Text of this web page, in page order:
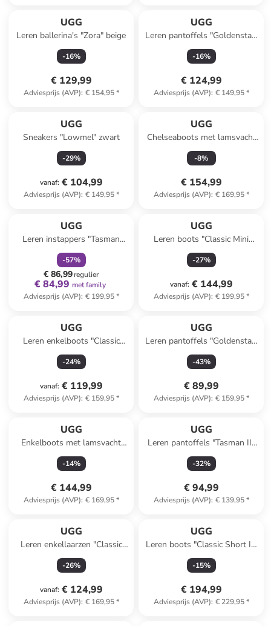
UGG
Leren ballerina's "Zora" beige
-16%
€ 129,99
Adviesprijs (AVP): € 154,95*
UGG
Leren pantoffels "Goldenstar"
lichtbruin
-16%
€ 124,99
Adviesprijs (AVP): € 149,95*
UGG
Sneakers "Lowmel" zwart
-29%
vanaf: € 104,99
Adviesprijs (AVP): € 149,95*
UGG
Chelseaboots met lamsvacht
"W Neumel Platform Chelsea"
lichtbruin
-8%
€ 154,99
Adviesprijs (AVP): € 169,95*
UGG
Leren instappers "Tasman
Weather" lichtbruin/crème
-57%
€ 86,99regulier
€ 84,99 met family
Adviesprijs (AVP): € 199,95*
UGG
Leren boots "Classic Mini
Dipper" zwart
-27%
vanaf: € 144,99
Adviesprijs (AVP): € 199,95*
UGG
Leren enkelboots "Classic
Micro" groen
-24%
vanaf: € 119,99
Adviesprijs (AVP): € 159,95*
UGG
Leren pantoffels "Goldenstar"
taupe
-43%
€ 89,99
Adviesprijs (AVP): € 159,95*
UGG
Enkelboots met lamsvacht
bruin
-14%
€ 144,99
Adviesprijs (AVP): € 169,95*
UGG
Leren pantoffels "Tasman II"
antraciet
-32%
€ 94,99
Adviesprijs (AVP): € 139,95*
UGG
Leren enkellaarzen "Classic
Ultra Mini" beige
-26%
vanaf: € 124,99
Adviesprijs (AVP): € 169,95*
UGG
Leren boots "Classic Short II"
bruin
-15%
€ 194,99
Adviesprijs (AVP): € 229,95*